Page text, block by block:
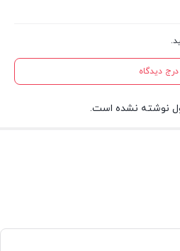
درج دیدگاه
نوشته نشده است.